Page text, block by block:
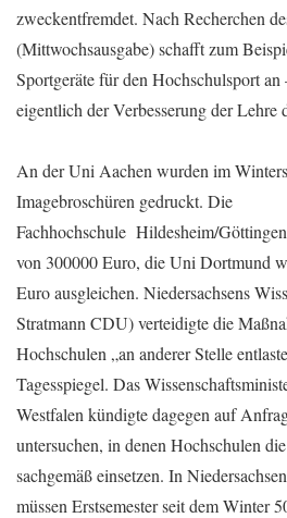
zweckentfremdet. Nach Recherchen
(Mittwochsausgabe) schafft zum
Sportgeräte für den Hochschulsport
eigentlich der Verbesserung der Lehre
An der Uni Aachen wurden im
Imagebroschüren gedruckt. Die
Fachhochschule Hildesheim/
von 300000 Euro, die Uni Dortmund
Euro ausgleichen. Niedersachsens
Stratmann CDU) verteidigte die
Hochschulen „an anderer Stelle
Tagesspiegel. Das
Westfalen kündigte dagegen auf
untersuchen, in denen Hochschulen
sachgemäß einsetzen. In
müssen Erstsemester seit dem Winter